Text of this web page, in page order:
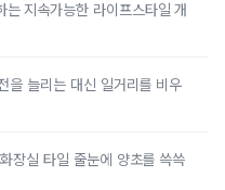
지속가능한 라이프스타일 개
을 늘리는 대신 일거리를 비우
장실 타일 줄눈에 양초를 쓱쓱